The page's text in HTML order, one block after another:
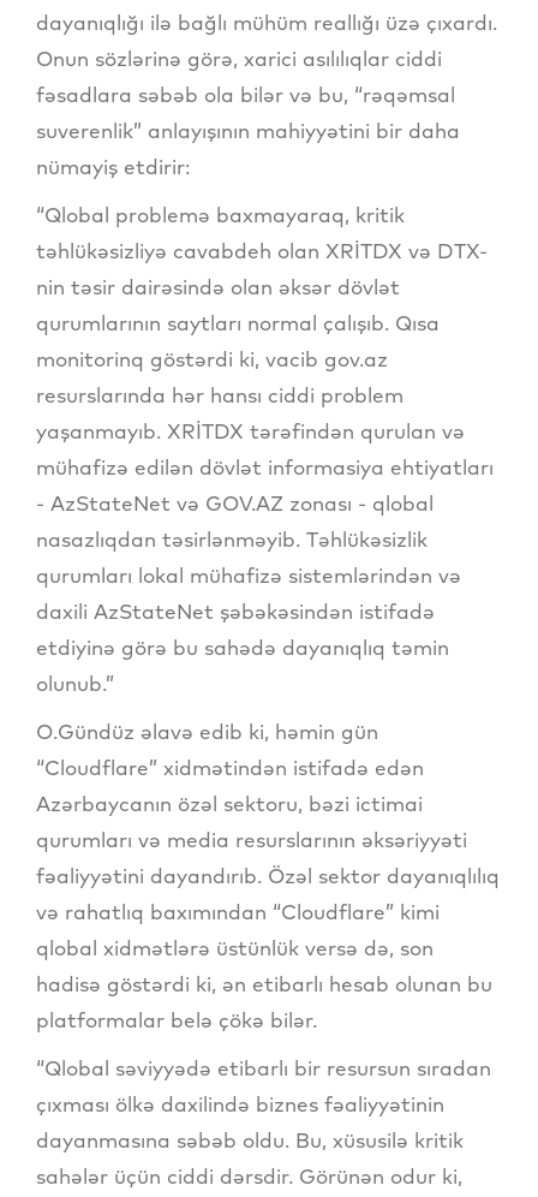
dayanıqlığı ilə bağlı mühüm reallığı üzə çıxardı.
Onun sözlərinə görə, xarici asılılıqlar ciddi
fəsadlara səbəb ola bilər və bu, “rəqəmsal
suverenlik” anlayışının mahiyyətini bir daha
nümayiş etdirir:
“Qlobal problemə baxmayaraq, kritik
təhlükəsizliyə cavabdeh olan XRİTDX və DTX-
nin təsir dairəsində olan əksər dövlət
qurumlarının saytları normal çalışıb. Qısa
monitorinq göstərdi ki, vacib gov.az
resurslarında hər hansı ciddi problem
yaşanmayıb. XRİTDX tərəfindən qurulan və
mühafizə edilən dövlət informasiya ehtiyatları
- AzStateNet və GOV.AZ zonası - qlobal
nasazlıqdan təsirlənməyib. Təhlükəsizlik
qurumları lokal mühafizə sistemlərindən və
daxili AzStateNet şəbəkəsindən istifadə
etdiyinə görə bu sahədə dayanıqlıq təmin
olunub.”
O.Gündüz əlavə edib ki, həmin gün
“Cloudflare” xidmətindən istifadə edən
Azərbaycanın özəl sektoru, bəzi ictimai
qurumları və media resurslarının əksəriyyəti
fəaliyyətini dayandırıb. Özəl sektor dayanıqlılıq
və rahatlıq baxımından “Cloudflare” kimi
qlobal xidmətlərə üstünlük versə də, son
hadisə göstərdi ki, ən etibarlı hesab olunan bu
platformalar belə çökə bilər.
“Qlobal səviyyədə etibarlı bir resursun sıradan
çıxması ölkə daxilində biznes fəaliyyətinin
dayanmasına səbəb oldu. Bu, xüsusilə kritik
sahələr üçün ciddi dərsdir. Görünən odur ki,